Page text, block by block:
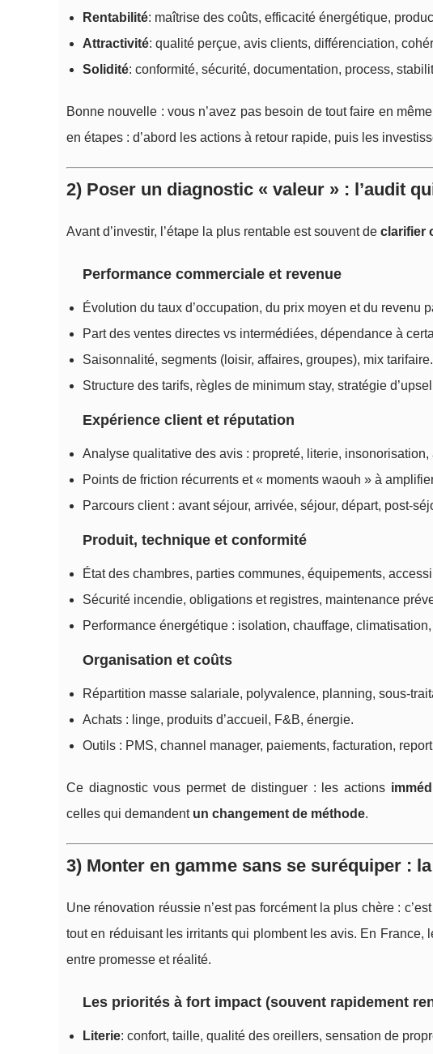
Rentabilité: maîtrise des coûts, efficacité énergétique,
Attractivité: qualité perçue, avis clients, différenciation,
Solidité: conformité, sécurité, documentation, process,
Bonne nouvelle : vous n’avez pas besoin de tout faire en
en étapes : d’abord les actions à retour rapide, puis les
2) Poser un diagnostic « valeur » : l’audit
Avant d’investir, l’étape la plus rentable est souvent de clarifier
Performance commerciale et revenue
Évolution du taux d’occupation, du prix moyen et du revenu
Part des ventes directes vs intermédiées, dépendance à
Saisonnalité, segments (loisir, affaires, groupes), mix tarifaire.
Structure des tarifs, règles de minimum stay, stratégie
Expérience client et réputation
Analyse qualitative des avis : propreté, literie,
Points de friction récurrents et « moments waouh » à
Parcours client : avant séjour, arrivée, séjour, départ, post-
Produit, technique et conformité
État des chambres, parties communes, équipements,
Sécurité incendie, obligations et registres, maintenance
Performance énergétique : isolation, chauffage,
Organisation et coûts
Répartition masse salariale, polyvalence, planning, sous-
Achats : linge, produits d’accueil, F&B, énergie.
Outils : PMS, channel manager, paiements, facturation,
Ce diagnostic vous permet de distinguer : les actions
celles qui demandent un changement de méthode.
3) Monter en gamme sans se suréquiper :
Une rénovation réussie n’est pas forcément la plus chère :
tout en réduisant les irritants qui plombent les avis. En
entre promesse et réalité.
Les priorités à fort impact (souvent rapidement
Literie: confort, taille, qualité des oreillers, sensation de